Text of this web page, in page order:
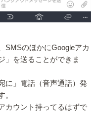
SMSのほかにGoogleアカ
」を送ることができま
に」電話（音声通話）発
。
カウント持ってるはずで